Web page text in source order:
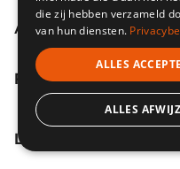
APPLY
FIRST NAME
LAST NAME
die zij hebben verzameld
van hun diensten.
ALLES
ALLES